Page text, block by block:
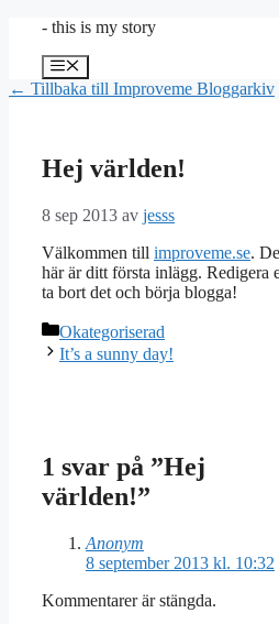
Hoppa
innehåll
- this is my story
Meny
← Tillbaka till Improveme Bloggarkiv
Hej världen!
8 sep 2013 av jesss
Välkommen till improveme.se.
här är ditt första inlägg. Redigera
ta bort det och börja blogga!
Kategorier
Okategoriserad
It’s a sunny day!
1 svar på ”Hej
världen!”
Anonym
8 september 2013 kl. 10:32
Kommentarer är stängda.